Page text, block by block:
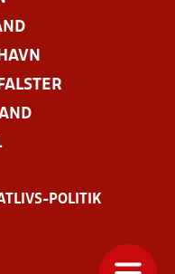
POLITIK